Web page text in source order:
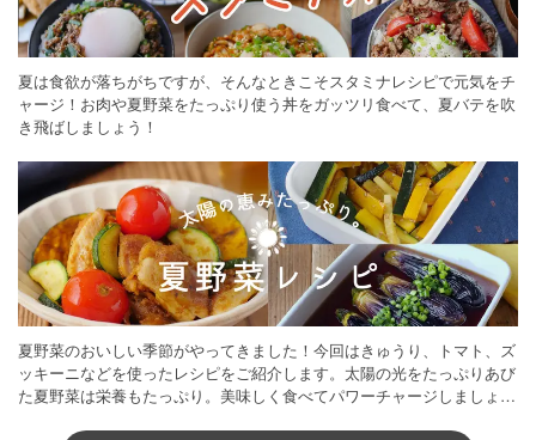
夏は食欲が落ちがちですが、そんなときこそスタミナレシピで元気をチ
ャージ！お肉や夏野菜をたっぷり使う丼をガッツリ食べて、夏バテを吹
き飛ばしましょう！
夏野菜のおいしい季節がやってきました！今回はきゅうり、トマト、ズ
ッキーニなどを使ったレシピをご紹介します。太陽の光をたっぷりあび
た夏野菜は栄養もたっぷり。美味しく食べてパワーチャージしましょう